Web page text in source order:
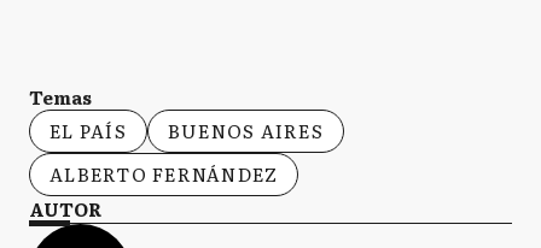
Temas
EL PAÍS
BUENOS AIRES
ALBERTO FERNÁNDEZ
AUTOR